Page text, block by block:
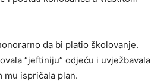
da bi platio školovanje.
“jeftiniju” odjeću i uvježbavala
mu ispričala plan.